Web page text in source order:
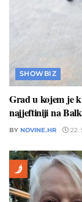
SHOWBIZ
Grad u kojem je
najjeftiniji na
BY NOVINE.HR 22.